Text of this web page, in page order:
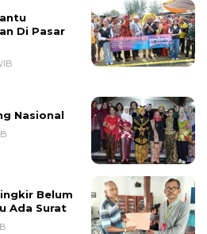
Di Pasar
Nasional
Belum
Ada Surat